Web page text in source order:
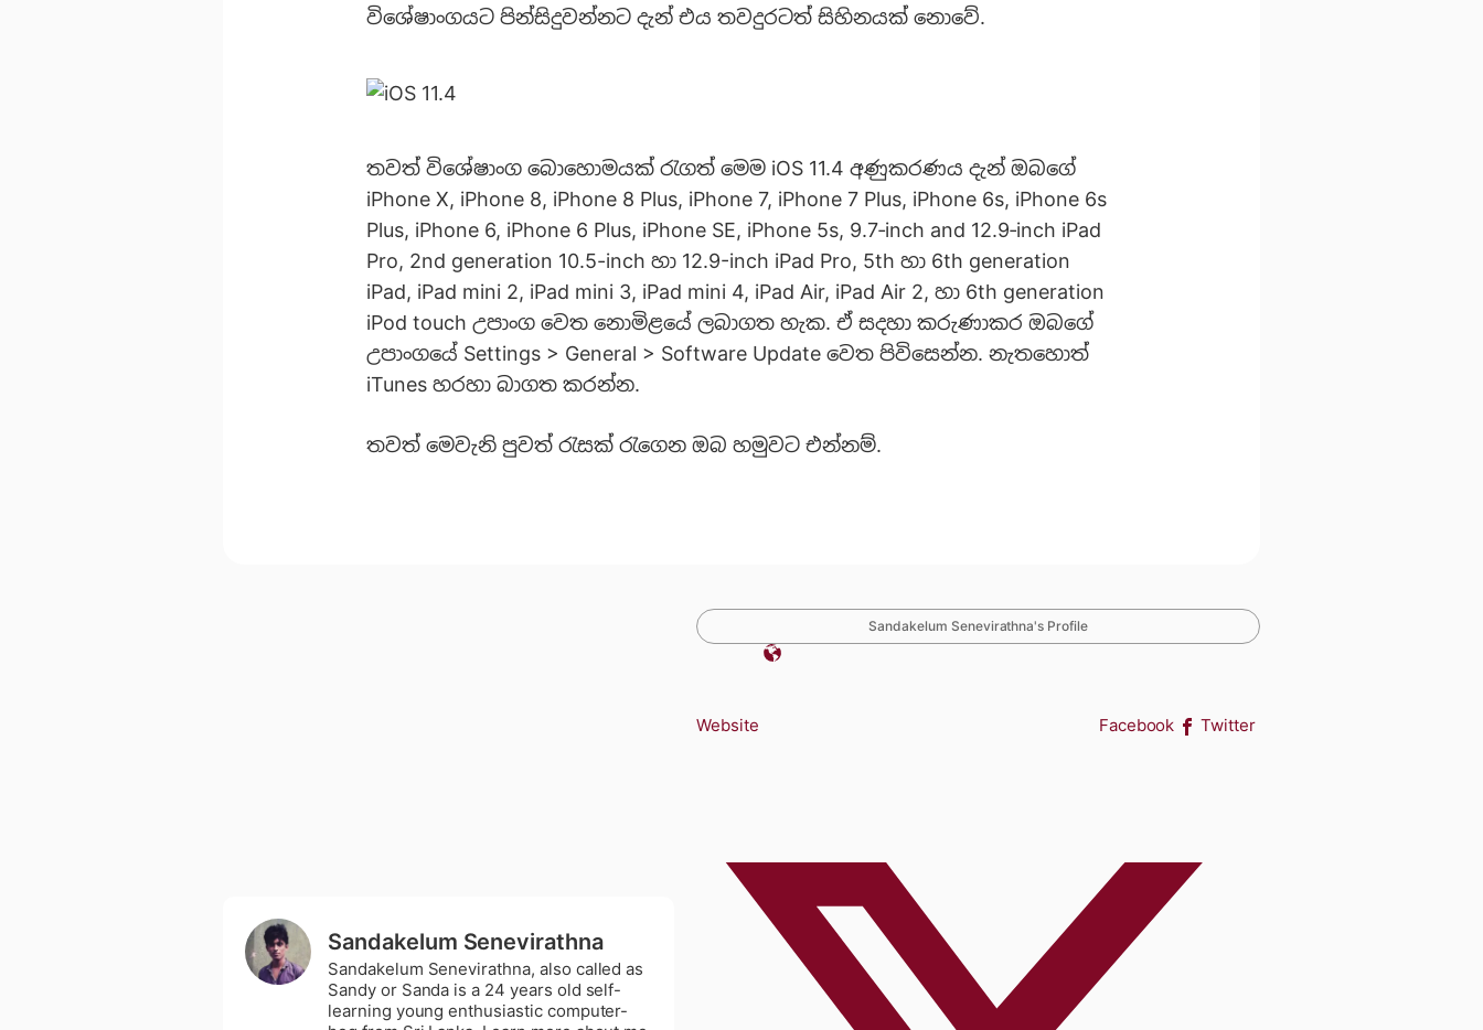
විශේෂාංගයට පින්සිදුවන්නට දැන් එය තවදුරටත් සිහිනයක් නොවේ.
තවත් විශේෂාංග බොහොමයක් රැගත් මෙම iOS 11.4 අණුකරණය දැන් ඔබගේ
iPhone X, iPhone 8, iPhone 8 Plus, iPhone 7, iPhone 7 Plus, iPhone 6s, iPhone 6s
Plus, iPhone 6, iPhone 6 Plus, iPhone SE, iPhone 5s, 9.7‑inch and 12.9‑inch iPad
Pro, 2nd generation 10.5-inch හා 12.9-inch iPad Pro, 5th හා 6th generation
iPad, iPad mini 2, iPad mini 3, iPad mini 4, iPad Air, iPad Air 2, හා 6th generation
iPod touch උපාංග වෙත නොමිළයේ ලබාගත හැක. ඒ සදහා කරුණාකර ඔබගේ
උපාංගයේ Settings > General > Software Update වෙත පිවිසෙන්න. නැතහොත්
iTunes හරහා බාගත කරන්න.
තවත් මෙවැනි පුවත් රැසක් රැගෙන ඔබ හමුවට එන්නම්.
Sandakelum Senevirathna
Sandakelum Senevirathna, also called as
Sandy or Sanda is a 24 years old self-
learning young enthusiastic computer-
Sandakelum Senevirathna's Profile
Website Facebook Twitter